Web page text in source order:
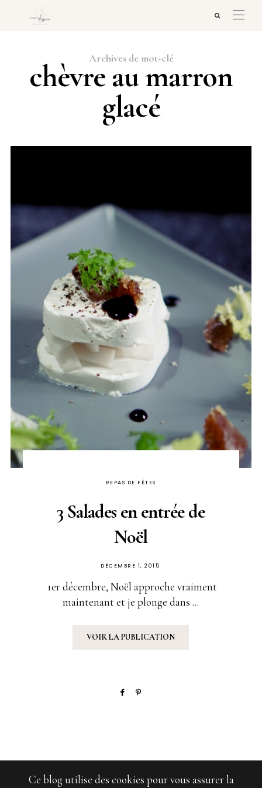
Archives de mot-clé
chèvre au marron
glacé
REPAS DE FÊTES
3 Salades en entrée de
Noël
PUBLIÉ
DÉCEMBRE 1, 2015
1er décembre, Noël approche vraiment
maintenant et je plonge dans ...
VOIR LA PUBLICATION
Ce blog utilise des cookies pour vous assurer la